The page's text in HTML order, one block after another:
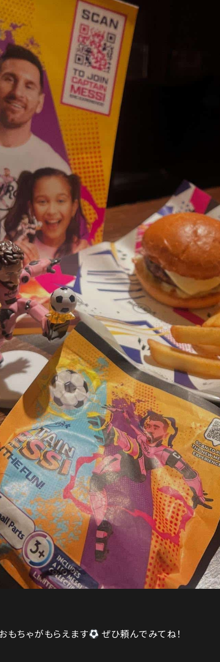
もちゃがもらえます ぜひ頼んでみてね！